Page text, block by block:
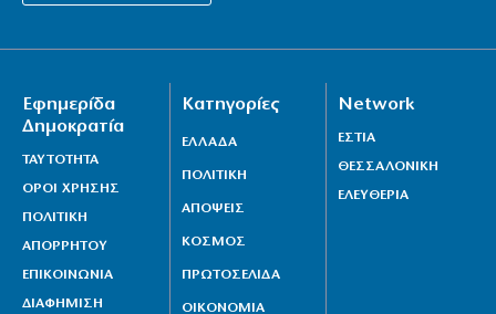
Εφημερίδα
Δημοκρατία
ΤΑΥΤΟΤΗΤΑ
ΟΡΟΙ ΧΡΗΣΗΣ
ΠΟΛΙΤΙΚΗ
ΑΠΟΡΡΗΤΟΥ
ΕΠΙΚΟΙΝΩΝΙΑ
ΔΙΑΦΗΜΙΣΗ
Κατηγορίες
ΕΛΛΑΔΑ
ΠΟΛΙΤΙΚΗ
ΑΠΟΨΕΙΣ
ΚΟΣΜΟΣ
ΠΡΩΤΟΣΕΛΙΔΑ
ΟΙΚΟΝΟΜΙΑ
Network
ΕΣΤΙΑ
ΘΕΣΣΑΛΟΝΙΚΗ
ΕΛΕΥΘΕΡΙΑ